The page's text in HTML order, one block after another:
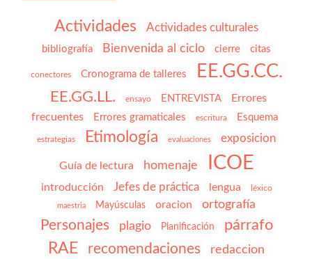
Actividades Actividades culturales
bibliografía Bienvenida al ciclo cierre citas
conectores Cronograma de talleres EE.GG.CC.
EE.GG.LL. ensayo ENTREVISTA
Errores
frecuentes
Errores gramaticales escritura Esquema
estrategias Etimología evaluaciones exposicion
Guía de lectura homenaje ICOE
introducción Jefes de práctica lengua léxico
maestria Mayúsculas oracion ortografía
Personajes plagio Planificación párrafo
RAE recomendaciones redaccion